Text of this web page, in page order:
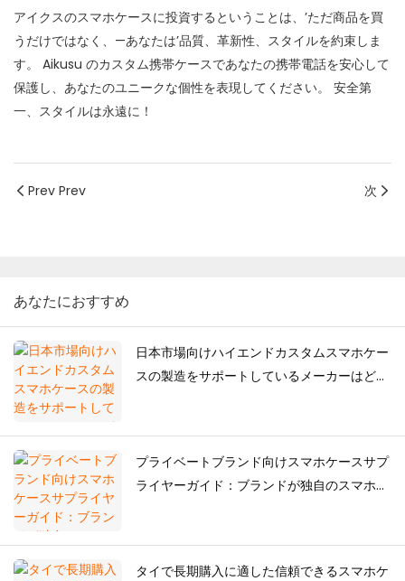
アイクスのスマホケースに投資するということは、’ただ商品を買
うだけではなく、—あなたは’品質、革新性、スタイルを約束しま
す。 Aikusu のカスタム携帯ケースであなたの携帯電話を安心して
保護し、あなたのユニークな個性を表現してください。 安全第
一、スタイルは永遠に！
Prev Prev 次
あなたにおすすめ
日本市場向けハイエンドカスタムスマホケー
スの製造をサポートしているメーカーはどこ
プライベートブランド向けスマホケースサプ
ライヤーガイド：ブランドが独自のスマホケ
タイで長期購入に適した信頼できるスマホケ